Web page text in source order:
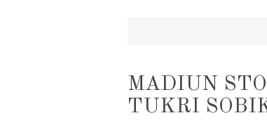
MADIUN
TUKRI